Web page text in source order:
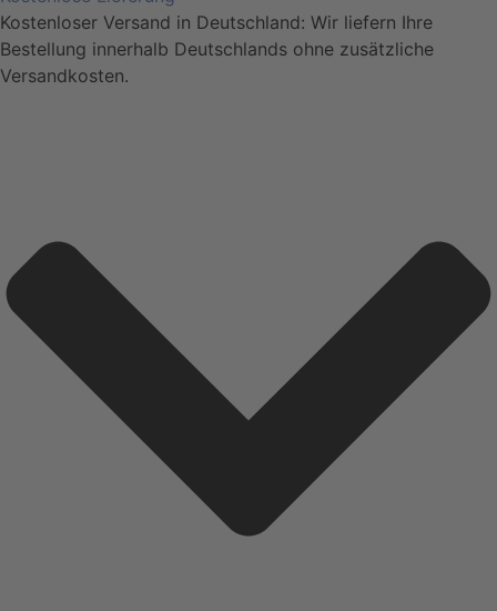
Kostenloser Versand in Deutschland: Wir liefern Ihre
Bestellung innerhalb Deutschlands ohne zusätzliche
Versandkosten.